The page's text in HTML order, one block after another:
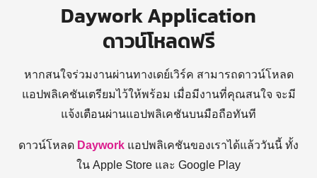
Daywork Application
ดาวน์โหลดฟรี
หากสนใจร่วมงานผ่านทางเดย์เวิร์ค สามารถดาวน์โหลด
แอปพลิเคชันเตรียมไว้ให้พร้อม เมื่อมีงานที่คุณสนใจ จะมี
แจ้งเตือนผ่านแอปพลิเคชันบนมือถือทันที
ดาวน์โหลด Daywork แอปพลิเคชันของเราได้แล้ววันนี้ ทั้ง
ใน Apple Store และ Google Play